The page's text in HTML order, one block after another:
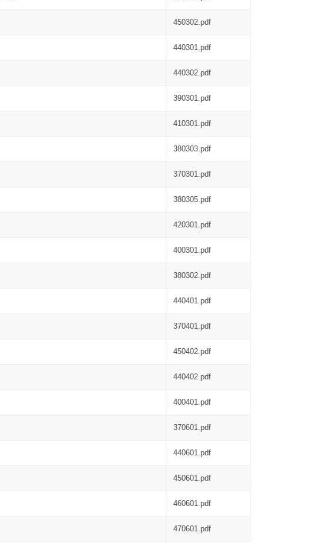
450302.pdf
440301.pdf
440302.pdf
390301.pdf
410301.pdf
380303.pdf
370301.pdf
380305.pdf
420301.pdf
400301.pdf
380302.pdf
440401.pdf
370401.pdf
450402.pdf
440402.pdf
400401.pdf
370601.pdf
440601.pdf
450601.pdf
460601.pdf
470601.pdf